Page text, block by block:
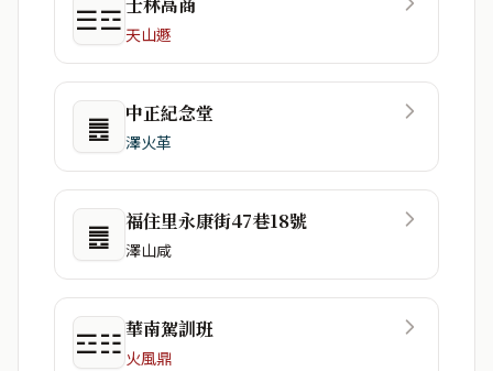
☰☲士林高商
天山遯
䷌ 中正紀念堂
澤火革
䷌ 福住里永康街47巷18號
澤山咸
☲☷華南駕訓班
火風鼎